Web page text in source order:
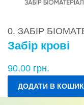
Забір крові
90,00 грн.
ДОДАТИ В КОШИК